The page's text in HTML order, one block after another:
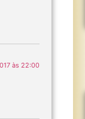
às 22:00